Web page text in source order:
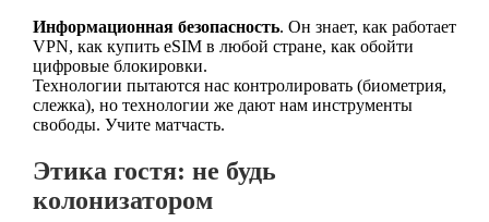
Информационная безопасность. Он знает, как работает
VPN, как купить eSIM в любой стране, как обойти
цифровые блокировки.
Технологии пытаются нас контролировать (биометрия,
слежка), но технологии же дают нам инструменты
свободы. Учите матчасть.
Этика гостя: не будь
колонизатором